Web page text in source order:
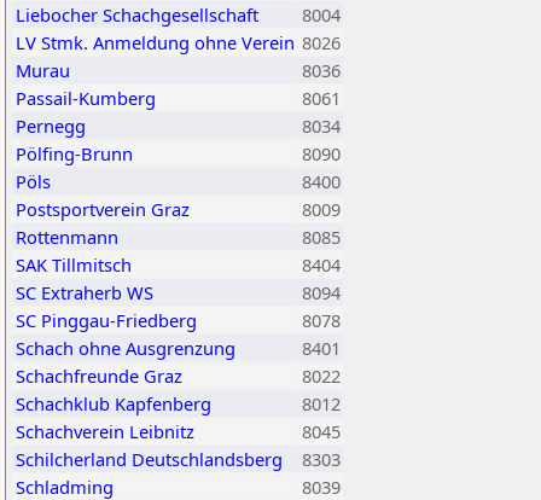
Liebocher Schachgesellschaft
8004
LV Stmk. Anmeldung ohne Verein 8026
Murau
8036
Passail-Kumberg
8061
Pernegg
8034
Pölfing-Brunn
8090
Pöls
8400
Postsportverein Graz
8009
Rottenmann
8085
SAK Tillmitsch
8404
SC Extraherb WS
8094
SC Pinggau-Friedberg
8078
Schach ohne Ausgrenzung
8401
Schachfreunde Graz
8022
Schachklub Kapfenberg
8012
Schachverein Leibnitz
8045
Schilcherland Deutschlandsberg
8303
Schladming
8039